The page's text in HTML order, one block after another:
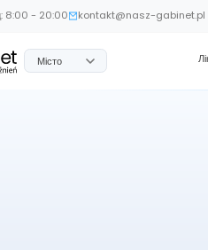
8:00 - 20:00 kontakt@nasz-gabinet.pl
Місто